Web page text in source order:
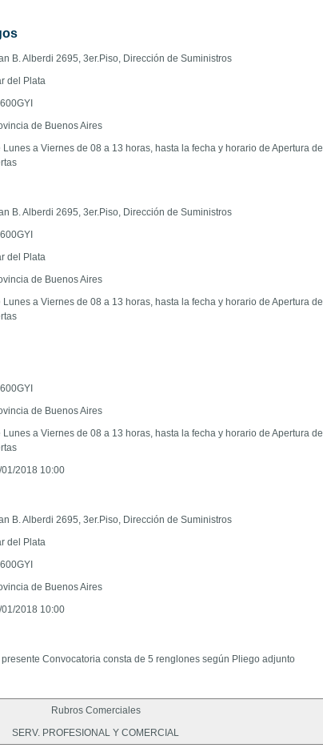
B. Alberdi 2695, 3er.Piso, Dirección de Suministros
del Plata
de Buenos Aires
Lunes a Viernes de 08 a 13 horas, hasta la fecha y horario de Apertura de
B. Alberdi 2695, 3er.Piso, Dirección de Suministros
del Plata
de Buenos Aires
Lunes a Viernes de 08 a 13 horas, hasta la fecha y horario de Apertura de
de Buenos Aires
Lunes a Viernes de 08 a 13 horas, hasta la fecha y horario de Apertura de
2018 10:00
B. Alberdi 2695, 3er.Piso, Dirección de Suministros
del Plata
de Buenos Aires
2018 10:00
presente Convocatoria consta de 5 renglones según Pliego adjunto
Rubros Comerciales
SERV. PROFESIONAL Y COMERCIAL